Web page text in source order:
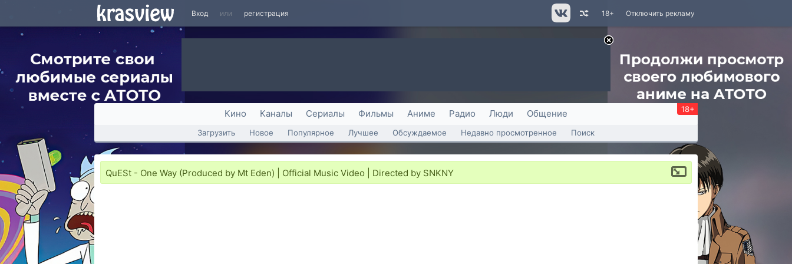
Вход или регистрация Отключить рекламу
18+
Кино Каналы Сериалы Фильмы Аниме Радио Люди Общение 18+
Загрузить Новое Популярное Лучшее Обсуждаемое Недавно просмотренное Поиск
QuESt - One Way (Produced by Mt Eden) | Official Music Video | Directed by SNKNY